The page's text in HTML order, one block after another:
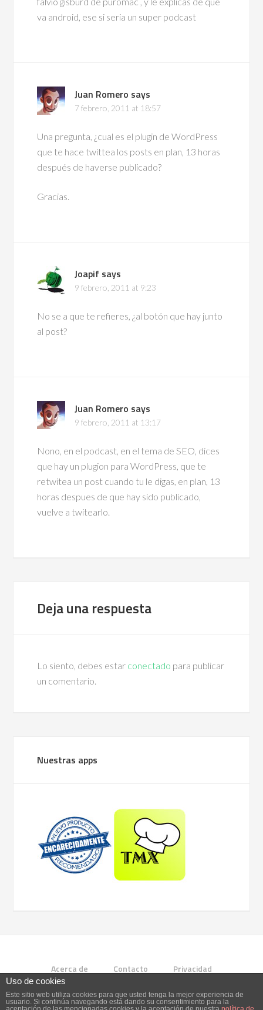
va android, ese si seria un super podcast
Juan Romero says
7 febrero, 2011 at 18:57
Una pregunta, ¿cual es el plugin de WordPress
que te hace twittea los posts en plan, 13 horas
después de haverse publicado?
Gracias.
Joapif says
9 febrero, 2011 at 9:23
No se a que te refieres, ¿al botón que hay junto
al post?
Juan Romero says
9 febrero, 2011 at 13:17
Nono, en el podcast, en el tema de SEO, dices
que hay un plugion para WordPress, que te
retwitea un post cuando tu le digas, en plan, 13
horas despues de que hay sido publicado,
vuelve a twitearlo.
Deja una respuesta
Lo siento, debes estar conectado para publicar
un comentario.
Nuestras apps
Acerca de Contacto Privacidad
COPYRIGHT © 2026 ·ENTERPRISE PRO THEMEONGENESIS
FRAMEWORK·WORDPRESS·LOG IN
Uso de cookies
Este sitio web utiliza cookies para que usted tenga la mejor experiencia de
usuario. Si continúa navegando está dando su consentimiento para la